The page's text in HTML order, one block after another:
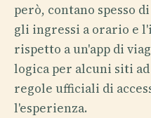
però, contano spesso
gli ingressi a orario e
rispetto a un'app di
logica per alcuni siti
regole ufficiali di
l'esperienza.